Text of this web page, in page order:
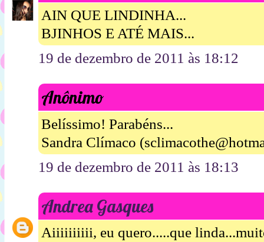
AIN QUE LINDINHA...
BJINHOS E ATÉ MAIS...
19 de dezembro de 2011 às 18:12
Anônimo
Belíssimo! Parabéns...
Sandra Clímaco
19 de dezembro de 2011 às 18:13
Andrea Gasques
Aiiiiiiiiii, eu quero.....que